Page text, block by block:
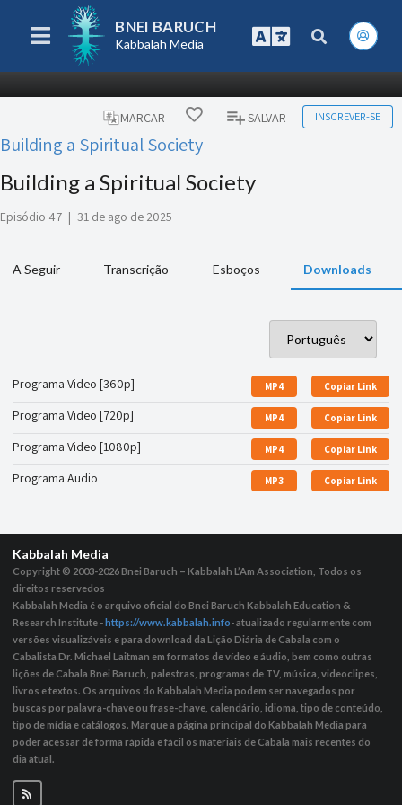
BNEI BARUCH
Kabbalah Media
MARCAR SALVAR INSCREVER-SE
Building a Spiritual Society
Building a Spiritual Society
Episódio 47 | 31 de ago de 2025
A Seguir Transcrição Esboços Downloads
Programa Video [360p] MP4 Copiar Link
Programa Video [720p] MP4 Copiar Link
Programa Video [1080p] MP4 Copiar Link
Programa Audio MP3 Copiar Link
Kabbalah Media
Copyright © 2003-2026Bnei Baruch – Kabbalah L’Am Association, Todos os
direitos reservedos
Kabbalah Media é o arquivo oficial do Bnei Baruch Kabbalah Education &
Research Institute - https://www.kabbalah.info- atualizado regularmente com
versões visualizáveis ​​e para download da Lição Diária de Cabala com o
Cabalista Dr. Michael Laitman em formatos de vídeo e áudio, bem como outras
lições de Cabala Bnei Baruch, palestras, programas de TV, música, videoclipes,
livros e textos. Os arquivos do Kabbalah Media podem ser navegados por
buscas por palavra-chave ou frase-chave, calendário, idioma, tipo de conteúdo,
tipo de mídia e catálogos. Marque a página principal do Kabbalah Media para
poder acessar de forma rápida e fácil os materiais de Cabala mais recentes do
dia atual.